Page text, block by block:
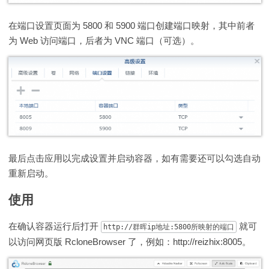
在端口设置页面为 5800 和 5900 端口创建端口映射，其中前者
为 Web 访问端口，后者为 VNC 端口（可选）。
最后点击应用以完成设置并启动容器，如有需要还可以勾选自动
重新启动。
使用
在确认容器运行后打开 http://群晖ip地址:5800所映射的端口
就可
以访问网页版 RcloneBrowser 了，例如：http://reizhix:8005。